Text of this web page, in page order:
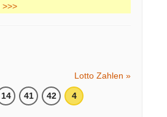
>>>
Lotto Zahlen »
14 41 42 4